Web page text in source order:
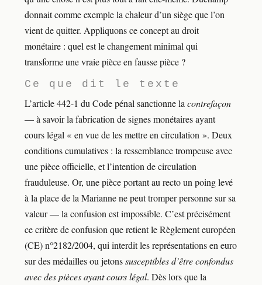
donnait comme exemple la chaleur d’un siège que l’on
vient de quitter. Appliquons ce concept au droit
monétaire : quel est le changement minimal qui
transforme une vraie pièce en fausse pièce ?
Ce que dit le texte
L’article 442-1 du Code pénal sanctionne lacontrefaçon
— à savoir la fabrication de signes monétaires ayant
cours légal « en vue de les mettre en circulation ». Deux
conditions cumulatives : la ressemblance trompeuse avec
une pièce officielle, et l’intention de circulation
frauduleuse. Or, une pièce portant au recto un poing levé
à la place de la Marianne ne peut tromper personne sur sa
valeur — la confusion est impossible. C’est précisément
ce critère de confusion que retient le Règlement européen
(CE) n°2182/2004, qui interdit les représentations en euro
sur des médailles ou jetonssusceptibles d’être confondus
avec des pièces ayant cours légal. Dès lors que la